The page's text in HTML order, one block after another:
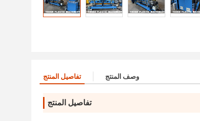
تفاصيل المنتج وصف المنتج
تفاصيل المنتج